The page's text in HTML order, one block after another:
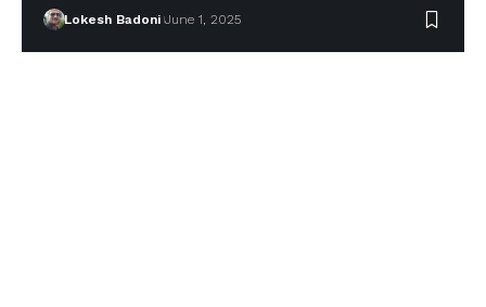
Lokesh Badoni June 1, 2025